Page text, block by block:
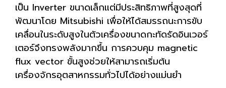
เป็น Inverter ขนาดเล็กแต่มีประสิทธิภาพที่สูงสุดที่
พัฒนาโดย Mitsubishi เพื่อให้ได้สมรรถนะการขับ
เคลื่อนในระดับสูงในตัวเครื่องขนาดกะทัดรัดอินเวอร์
เตอร์จึงทรงพลังมากขึ้น การควบคุม magnetic
flux vector ขั้นสูงช่วยให้สามารถเริ่มต้น
เครื่องจักรอุตสาหกรรมทั่วไปได้อย่างแม่นยำ